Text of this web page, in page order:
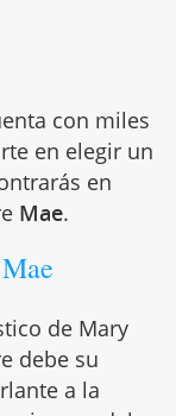
con miles
en elegir un
en
Mae.
de Mary
debe su
a la